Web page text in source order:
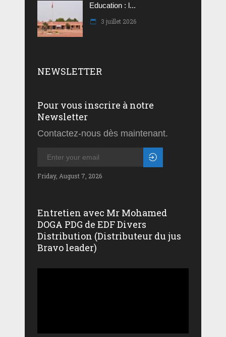
Education : l...
3 juillet 2026
NEWSLETTER
Pour vous inscrire à notre
Newsletter
Contactez-nous dès maintenant.
Friday, August 7, 2026
Entretien avec Mr Mohamed
DOGA PDG de EDF Divers
Distribution (Distributeur du jus
Bravo leader)